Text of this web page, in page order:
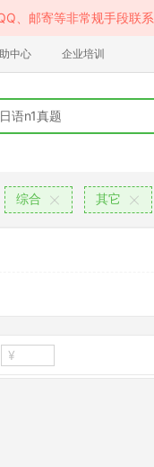
、邮寄等非常规手段联
中心 企业培训
综合 其它